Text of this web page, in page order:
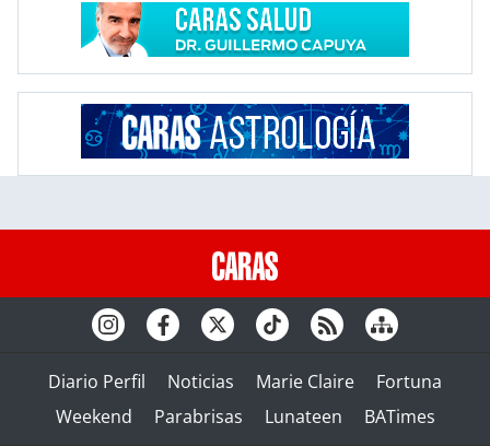
Diario Perfil Noticias Marie Claire
Fortuna
Weekend
Parabrisas Lunateen BATimes